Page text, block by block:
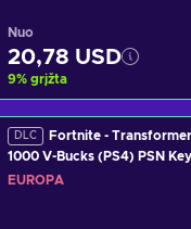
Nuo
20,78 USD
9% grįžta
DLC
Fortnite -
1000 V-Bucks (PS4) PSN
EUROPA